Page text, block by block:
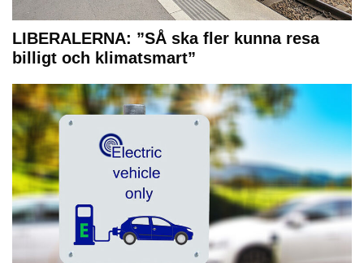
LIBERALERNA: ”SÅ ska fler kunna resa
billigt och klimatsmart”